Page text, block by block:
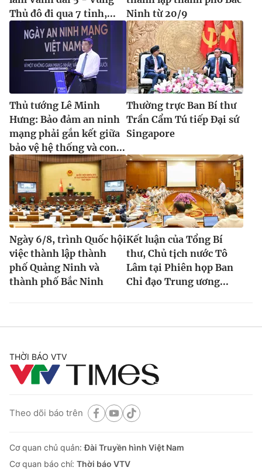
Thủ đô đi qua 7 tỉnh,...
Ninh từ 20/9
Thủ tướng Lê Minh
Hưng: Bảo đảm an ninh
mạng phải gắn kết giữa
bảo vệ hệ thống và con...
Thường trực Ban Bí thư
Trần Cẩm Tú tiếp Đại sứ
Singapore
Ngày 6/8, trình Quốc hội
việc thành lập thành
phố Quảng Ninh và
thành phố Bắc Ninh
Kết luận của Tổng Bí
thư, Chủ tịch nước Tô
Lâm tại Phiên họp Ban
Chỉ đạo Trung ương...
THỜI BÁO VTV
Theo dõi báo trên
Cơ quan chủ quản:Đài Truyền hình Việt Nam
Cơ quan báo chí: Thời báo VTV